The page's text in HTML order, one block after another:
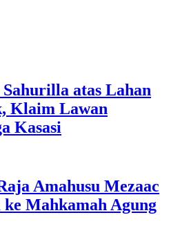
atas Lahan
Klaim Lawan
Kasasi
Amahusu Mezaac
Mahkamah Agung